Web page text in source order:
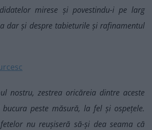
mirese și povestindu-i pe larg
dar și despre tabieturile și rafinamentul
nostru, zestrea oricăreia dintre aceste
peste măsură, la fel și ospețele.
nu reușiseră să-și dea seama că